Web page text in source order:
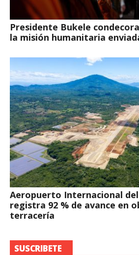
Presidente Bukele
la misión humanitaria
Aeropuerto Internacional
registra 92 % de avance en
terracería
SUSCRIBETE